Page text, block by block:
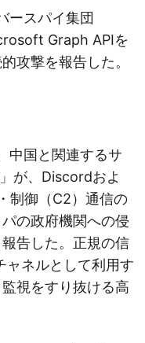
ースパイ集団
Graph APIを
攻撃を報告した。
中国と関連するサ
が、Discordおよ
制御（C2）通信の
の政府機関への侵
告した。正規の信
ャネルとして利用す
視をすり抜ける高